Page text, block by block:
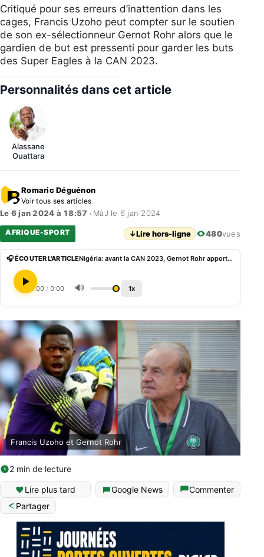
Critiqué pour ses erreurs d’inattention dans les
cages, Francis Uzoho peut compter sur le soutien
de son ex-sélectionneur Gernot Rohr alors que le
gardien de but est pressenti pour garder les buts
des Super Eagles à la CAN 2023.
Personnalités dans cet article
Alassane
Ouattara
Romaric Déguénon
Voir tous ses articles
Le 6 jan 2024 à 18:57 • MàJ le 6 jan 2024
AFRIQUE-SPORT ↓Lire hors-ligne 480vues
🎧 ÉCOUTER L'ARTICLE Nigéria: avant la CAN 2023, Gernot Rohr apporte son soutien à Francis Uzoho
0:00 / 0:00 🔊 1x
Francis Uzoho et Gernot Rohr
2 min de lecture
Lire plus tard Google News
Commenter
Partager